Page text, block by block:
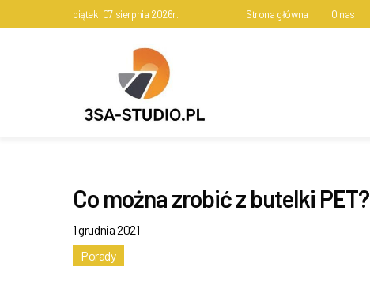
piątek, 07 sierpnia 2026r. Strona główna O nas
Co można zrobić z butelki PET?
1 grudnia 2021
Porady